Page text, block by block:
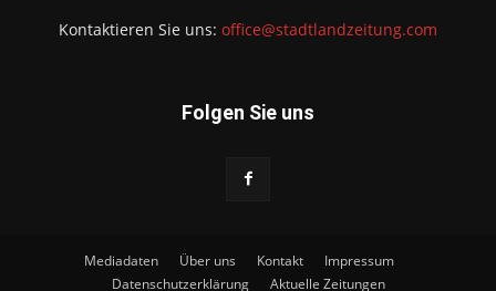
Kontaktieren Sie uns: office@stadtlandzeitung.com
Folgen Sie uns
Mediadaten Über uns Kontakt
Impressum
Datenschutzerklärung
Aktuelle Zeitungen